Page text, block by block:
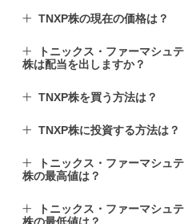
TNXP株の現在の価格は？
トニックス・ファーマシュ
株は配当を出しますか？
TNXP株を買う方法は？
TNXP株に投資する方法は？
トニックス・ファーマシュ
株の最高値は？
トニックス・ファーマシュ